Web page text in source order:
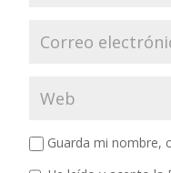
Guarda mi nombre,